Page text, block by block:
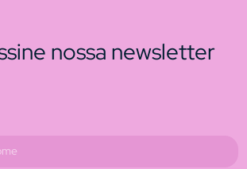
nossa newsletter